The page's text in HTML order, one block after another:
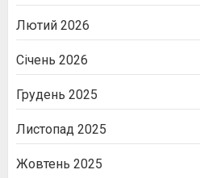
Лютий 2026
Січень 2026
Грудень 2025
Листопад 2025
Жовтень 2025